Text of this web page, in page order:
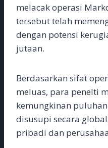
melacak operasi
tersebut telah
dengan potensi
jutaan.
Berdasarkan sifat
meluas, para penelti
kemungkinan
disusupi secara
pribadi dan